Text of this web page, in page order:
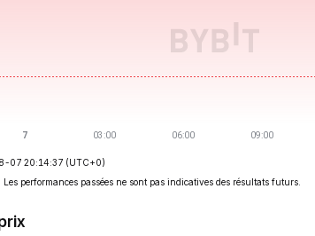
07 20:14:37 (UTC+0)
performances passées ne sont pas indicatives des résultats futurs.